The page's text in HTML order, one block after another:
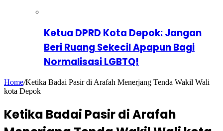
Ketua DPRD Kota Depok: Jangan
Beri Ruang Sekecil Apapun Bagi
Normalisasi LGBTQ!
Home/Ketika Badai Pasir di Arafah Menerjang Tenda Wakil Wali
kota Depok
Ketika Badai Pasir di Arafah